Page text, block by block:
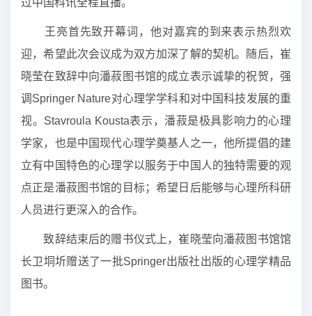
王亮首先致开幕词，他对嘉宾的到来表示热烈欢
迎，希望此次会议成为双方加深了解的契机。随后，崔
晓莹在致辞中向潘菽图书馆的成立表示诚挚的祝贺，强
调 Springer Nature对心理学学科和对中国科技发展的重
视。 Stavroula Kousta表示，潘菽是极具影响力的心理
学家，也是中国现代心理学奠基人之一，他所提倡的建
立有中国特色的心理学以服务于中国人的独特需要的观
点正是潘菽图书馆的目标；希望日后能够与心理所科研
人员进行更深入的合作。
致辞结束后的赠书仪式上，崔晓莹向潘菽图书馆馆
长卫垌圻赠送了一批Springer出版社出版的心理学精品
图书。